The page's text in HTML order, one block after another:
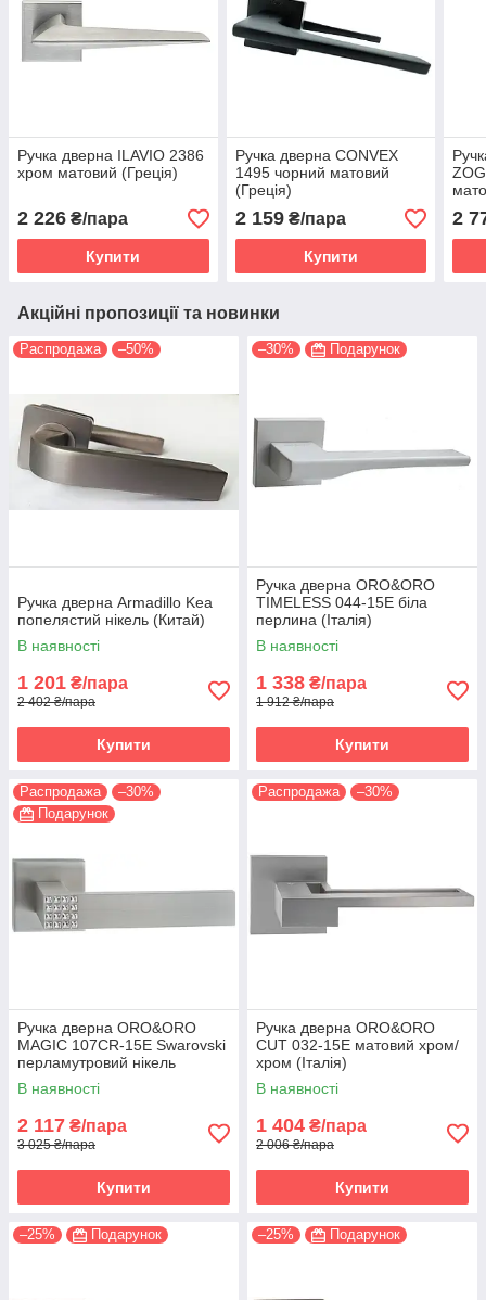
Ручка дверна ILAVIO 2386
хром матовий (Греція)
2 226 ₴/пара
Купити
Ручка дверна CONVEX
1495 чорний матовий
(Греція)
2 159₴/пара
Купити
2
Акційні пропозиції та новинки
Распродажа –50%
Ручка дверна Armadillo Kea
попелястий нікель (Китай)
В наявності
1 201 ₴/пара
2 402 ₴/пара
Купити
–30% Подарунок
Ручка дверна ORO&ORO
TIMELESS 044-15E біла
перлина (Італія)
В наявності
1 338 ₴/пара
1 912 ₴/пара
Купити
Распродажа
–30%
Подарунок
Ручка дверна ORO&ORO
MAGIC 107СR-15E Swarovski
перламутровий нікель
(Італія)
В наявності
2 117 ₴/пара
3 025 ₴/пара
Купити
Распродажа –30%
Ручка дверна ORO&ORO
CUT 032-15E матовий хром/
хром (Італія)
В наявності
1 404 ₴/пара
2 006 ₴/пара
Купити
–25% Подарунок –25% Подарунок